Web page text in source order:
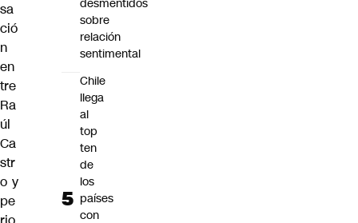
sa
ció
n
en
tre
Ra
úl
Ca
str
o y
pe
desmentidos
sobre
relación
sentimental
Chile
llega
al
top
ten
de
los
países
con